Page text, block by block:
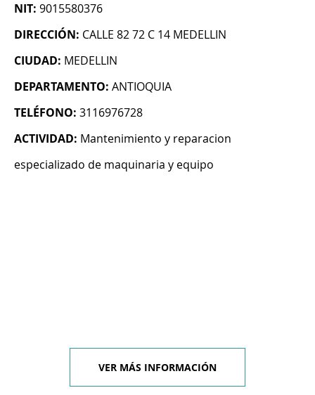
NIT: 9015580376
DIRECCIÓN: CALLE 82 72 C 14 MEDELLIN
CIUDAD: MEDELLIN
DEPARTAMENTO: ANTIOQUIA
TELÉFONO: 3116976728
ACTIVIDAD: Mantenimiento y reparacion
especializado de maquinaria y equipo
VER MÁS INFORMACIÓN